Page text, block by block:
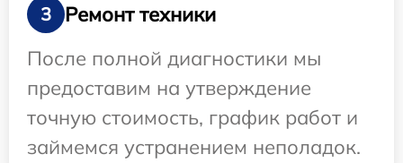
3
Ремонт техники
После полной диагностики мы
предоставим на утверждение
точную стоимость, график работ и
займемся устранением неполадок.